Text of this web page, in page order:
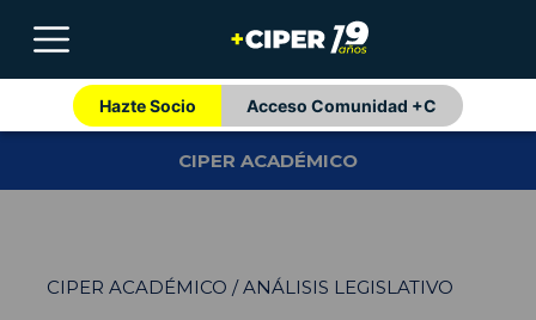
Hazte Socio Acceso Comunidad +C
CIPER ACADÉMICO
CIPER ACADÉMICO / ANÁLISIS LEGISLATIVO